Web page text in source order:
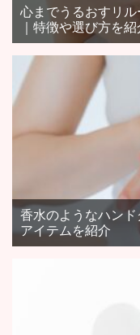
心までうるおすリ
｜特徴や選び方を紹
香水のようなハン
アイテムを紹介